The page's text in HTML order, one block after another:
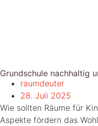
Grundschule nachhaltig
raumdeuter
28. Juli 2025
Wie sollten Räume für
Aspekte fördern das